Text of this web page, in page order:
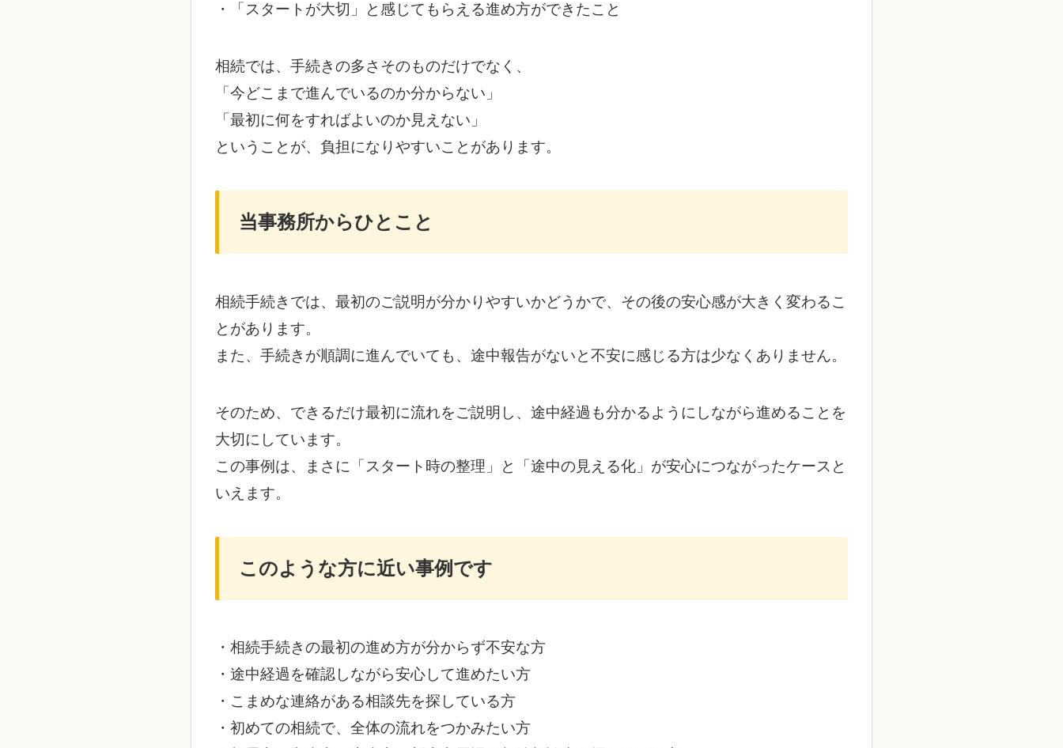
・「スタートが大切」と感じてもらえる進め方ができたこと
相続では、手続きの多さそのものだけでなく、
「今どこまで進んでいるのか分からない」
「最初に何をすればよいのか見えない」
ということが、負担になりやすいことがあります。
当事務所からひとこと
相続手続きでは、最初のご説明が分かりやすいかどうかで、その後の安心感が大きく変わるこ
とがあります。
また、手続きが順調に進んでいても、途中報告がないと不安に感じる方は少なくありません。
そのため、できるだけ最初に流れをご説明し、途中経過も分かるようにしながら進めることを
大切にしています。
この事例は、まさに「スタート時の整理」と「途中の見える化」が安心につながったケースと
いえます。
このような方に近い事例です
・相続手続きの最初の進め方が分からず不安な方
・途中経過を確認しながら安心して進めたい方
・こまめな連絡がある相談先を探している方
・初めての相続で、全体の流れをつかみたい方